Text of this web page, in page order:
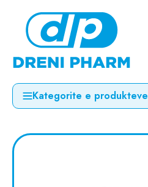
Kategorite e produkteve